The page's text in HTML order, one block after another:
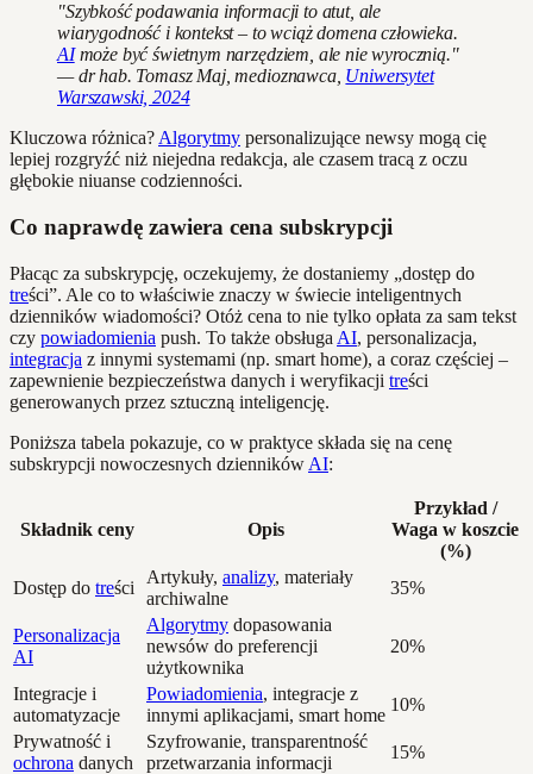
"Szybkość podawania informacji to atut, ale
wiarygodność i kontekst – to wciąż domena człowieka.
AImoże być świetnym narzędziem, ale nie wyrocznią."
— dr hab. Tomasz Maj, medioznawca, Uniwersytet
Warszawski, 2024
Kluczowa różnica? Algorytmy personalizujące newsy mogą cię
lepiej rozgryźć niż niejedna redakcja, ale czasem tracą z oczu
głębokie niuanse codzienności.
Co naprawdę zawiera cena subskrypcji
Płacąc za subskrypcję, oczekujemy, że dostaniemy „dostęp do
treści”. Ale co to właściwie znaczy w świecie inteligentnych
dzienników wiadomości? Otóż cena to nie tylko opłata za sam tekst
czy powiadomienia push. To także obsługa AI, personalizacja,
integracja z innymi systemami (np. smart home), a coraz częściej –
zapewnienie bezpieczeństwa danych i weryfikacji treści
generowanych przez sztuczną inteligencję.
Poniższa tabela pokazuje, co w praktyce składa się na cenę
subskrypcji nowoczesnych dzienników AI:
Składnik ceny Opis
Przykład /
Waga w koszcie
(%)
Dostęp do treści
Artykuły, analizy, materiały
archiwalne
35%
Personalizacja
AI
Algorytmy dopasowania
newsów do preferencji
użytkownika
20%
Integracje i
automatyzacje
Powiadomienia, integracje z
innymi aplikacjami, smart home
10%
Prywatność i
ochrona danych
Szyfrowanie, transparentność
przetwarzania informacji
15%